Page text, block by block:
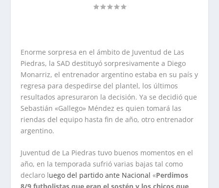
Enorme sorpresa en el ámbito de Juventud de Las
Piedras, la SAD destituyó sorpresivamente a Diego
Monarriz, el entrenador argentino estaba en su país y
regresa para despedirse del plantel, los últimos
resultados apresuraron la decisión. Ya se decidió que
Sebastián «Gallego» Méndez es quien tomará las
riendas del equipo hasta fin de año, otro entrenador
argentino.
Juventud de La Piedras tuvo buenos momentos en el
año, en la temporada sufrió varias bajas tal como
declaro luego del partido ante Nacional «Perdimos